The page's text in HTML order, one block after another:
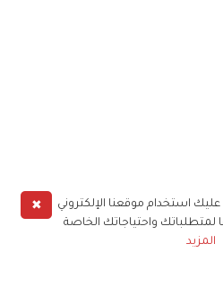
✖
استخدام موقعنا الإلكتروني
لمتطلباتك واحتياجاتك الخاصة
المزيد